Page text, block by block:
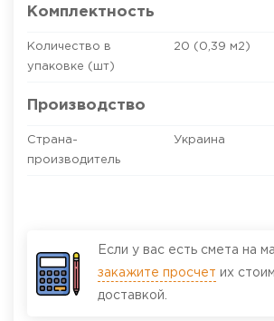
Комплектность
Количество в
упаковке (шт)
20 (0,39 м2)
Производство
Страна-
производитель
Украина
Если у вас есть смета на
закажите просчет их
доставкой.